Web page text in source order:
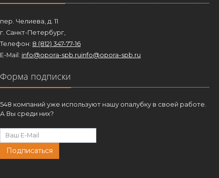
пер. Челиева, д. 11
г. Санкт-Петербург,
Телефон: 8 (812) 347-77-16
E-Mail: info@opora-spb.ruinfo@opora-spb.ru
Форма подписки
548 компаний уже используют нашу опалубку в своей работе.
А Вы среди них?
Подписаться